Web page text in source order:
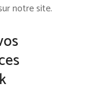
notre site.